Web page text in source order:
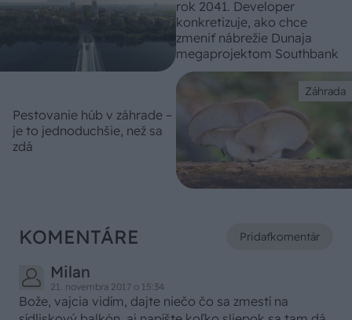
rok 2041. Developer
konkretizuje, ako chce
zmeniť nábrežie Dunaja
megaprojektom Southbank
Záhrada
Pestovanie húb v záhrade –
je to jednoduchšie, než sa
zdá
KOMENTÁRE Pridaťkomentár
Milan
21. novembra 2017 o 15:34
Bože, vajcia vidím, dajte niečo čo sa zmestí na